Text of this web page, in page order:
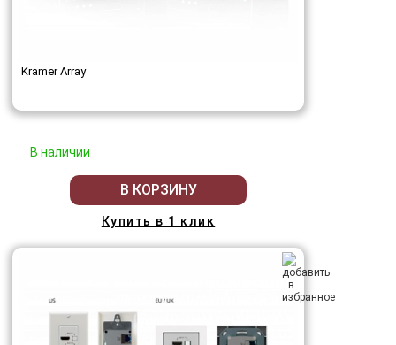
Kramer Array
В наличии
В КОРЗИНУ
Купить в 1 клик